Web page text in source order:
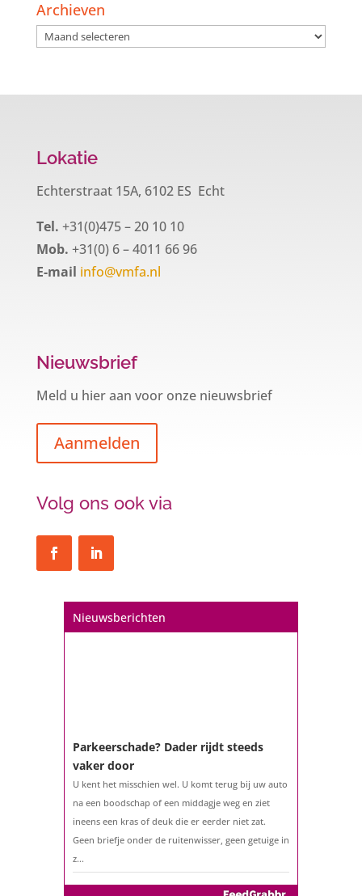
Archieven
Archieven
Lokatie
Echterstraat 15A, 6102 ES Echt
Tel. +31(0)475 – 20 10 10
Mob. +31(0) 6 – 4011 66 96
E-mail info@vmfa.nl
Nieuwsbrief
Meld u hier aan voor onze nieuwsbrief
Aanmelden
Volg ons ook via
Nieuwsberichten
Een hypotheek na uw 57e? Er zijn
De woningmarkt is nog steeds in beweging.
Misschien denkt u na over verhuizen, verbouwen
het eigenlijk met een hypotheek als u 57 jaar of
ouder bent?...
Parkeerschade? Dader rijdt steeds
vaker door
U kent het misschien wel. U komt terug bij uw auto
na een boodschap of een middagje weg en ziet
ineens een kras of deuk die er eerder niet zat.
Geen briefje onder de ruitenwisser, geen getuige in
z...